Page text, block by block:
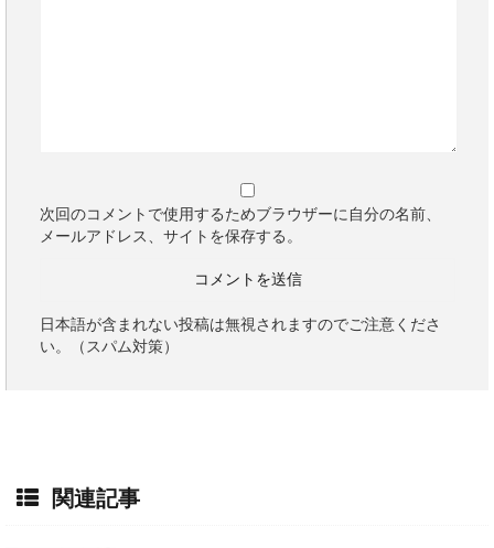
次回のコメントで使用するためブラウザーに自分の名前、
メールアドレス、サイトを保存する。
日本語が含まれない投稿は無視されますのでご注意くださ
い。（スパム対策）
関連記事